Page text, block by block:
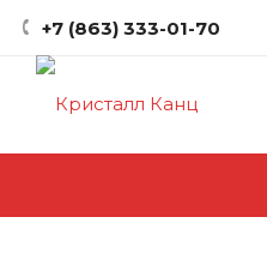
+7 (863) 333-01-70